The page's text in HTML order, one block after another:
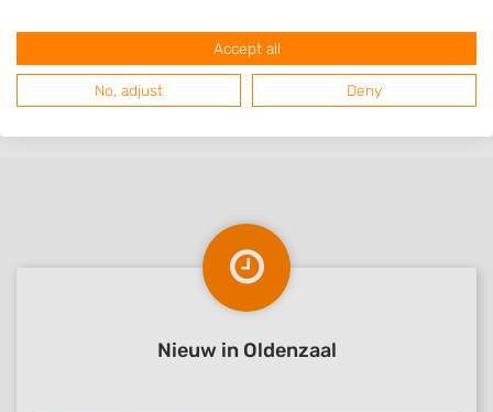
Nieuw in Oldenzaal
Accept all
No, adjust Deny